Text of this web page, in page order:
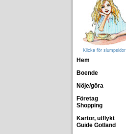
Klicka för slumpsidor
Hem
Boende
Nöje/göra
Företag
Shopping
Kartor, utflykt
Guide Gotland